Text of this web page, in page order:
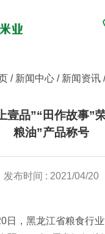
/ 新闻中心/ 新闻资讯
壹品”“田作故事”
粮油”产品称号
发布时间 : 2021/04/20
，黑龙江省粮食行业